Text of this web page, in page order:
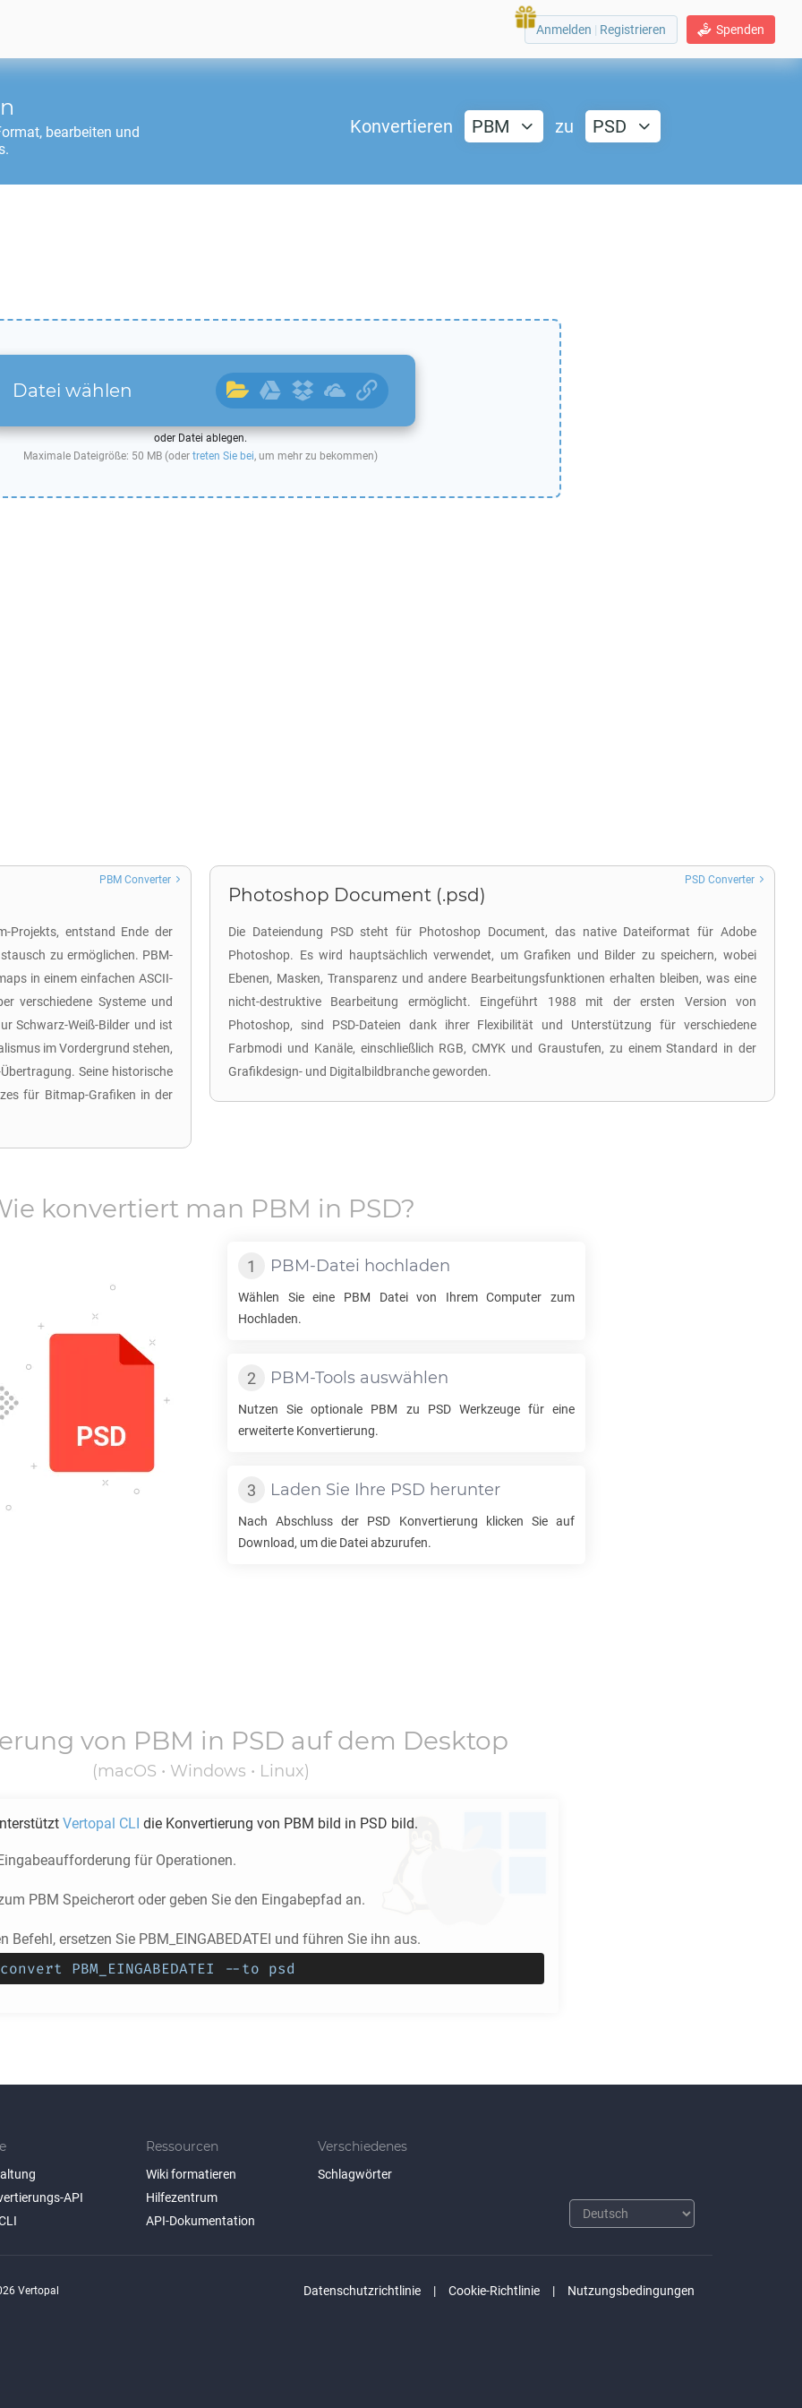
Spenden
Anmelden | Registrieren
bearbeiten und
Konvertieren PBM zu PSD
Datei wählen
oder Datei ablegen.
Maximale Dateigröße: 50 MB (oder treten Sie bei, um mehr zu bekommen)
Projekts, entstand Ende der
zu ermöglichen. PBM-
in einem einfachen ASCII-
verschiedene Systeme und
Schwarz-Weiß-Bilder und ist
im Vordergrund stehen,
Seine historische
für Bitmap-Grafiken in der
PBM Converter
Photoshop Document (.psd)
Die Dateiendung PSD steht für Photoshop Document, das native Dateiformat für Adobe
Photoshop. Es wird hauptsächlich verwendet, um Grafiken und Bilder zu speichern, wobei
Ebenen, Masken, Transparenz und andere Bearbeitungsfunktionen erhalten bleiben, was eine
nicht-destruktive Bearbeitung ermöglicht. Eingeführt 1988 mit der ersten Version von
Photoshop, sind PSD-Dateien dank ihrer Flexibilität und Unterstützung für verschiedene
Farbmodi und Kanäle, einschließlich RGB, CMYK und Graustufen, zu einem Standard in der
Grafikdesign- und Digitalbildbranche geworden.
PSD Converter
konvertiert man PBM in PSD?
PBM-Datei hochladen
Wählen Sie eine PBM Datei von Ihrem Computer zum
Hochladen.
PBM-Tools auswählen
Nutzen Sie optionale PBM zu PSDWerkzeuge für eine
erweiterte Konvertierung.
Laden Sie Ihre PSD herunter
Nach Abschluss der PSD Konvertierung klicken Sie auf
Download, um die Datei abzurufen.
von PBM in PSD auf dem Desktop
(macOS • Windows • Linux)
Vertopal CLI die Konvertierung von PBM bild in PSD bild.
für Operationen.
PBM Speicherort oder geben Sie den Eingabepfad an.
Befehl, ersetzen Sie PBM_EINGABEDATEI und führen Sie ihn aus.
PBM_EINGABEDATEI --to psd
API
Ressourcen
Wiki formatieren
Hilfezentrum
API-Dokumentation
Verschiedenes
Schlagwörter
Datenschutzrichtlinie Cookie-Richtlinie Nutzungsbedingungen
Vertopal